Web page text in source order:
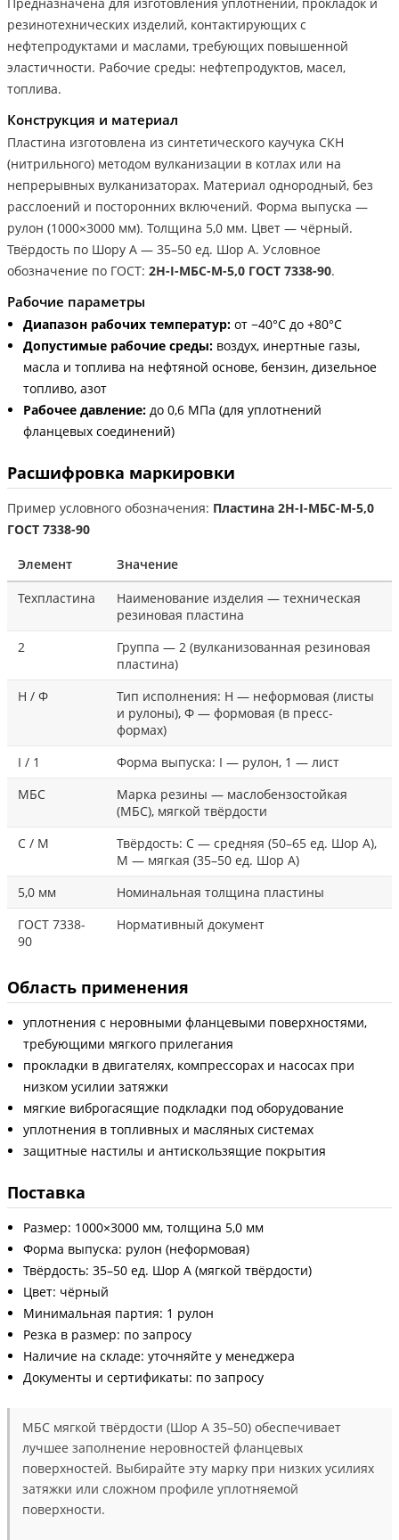
резинотехнических изделий, контактирующих с
нефтепродуктами и маслами, требующих повышенной
эластичности. Рабочие среды: нефтепродуктов, масел,
топлива.
Конструкция и материал
Пластина изготовлена из синтетического каучука СКН
(нитрильного) методом вулканизации в котлах или на
непрерывных вулканизаторах. Материал однородный, без
расслоений и посторонних включений. Форма выпуска —
рулон (1000×3000 мм). Толщина 5,0 мм. Цвет — чёрный.
Твёрдость по Шору А — 35–50 ед. Шор А. Условное
обозначение по ГОСТ: 2Н-I-МБС-М-5,0 ГОСТ 7338-90.
Рабочие параметры
Диапазон рабочих температур: от −40°С до +80°С
Допустимые рабочие среды: воздух, инертные газы,
масла и топлива на нефтяной основе, бензин, дизельное
топливо, азот
Рабочее давление: до 0,6 МПа (для уплотнений
фланцевых соединений)
Расшифровка маркировки
Пример условного обозначения: Пластина 2Н-I-МБС-М-5,0
ГОСТ 7338-90
Элемент
Значение
Техпластина
Наименование изделия — техническая
резиновая пластина
2
Группа — 2 (вулканизованная резиновая
пластина)
Н / Ф
Тип исполнения: Н — неформовая (листы
и рулоны), Ф — формовая (в пресс-
формах)
I / 1
Форма выпуска: I — рулон, 1 — лист
МБС
Марка резины — маслобензостойкая
(МБС), мягкой твёрдости
С / М
Твёрдость: С — средняя (50–65 ед. Шор А),
М — мягкая (35–50 ед. Шор А)
5,0 мм
Номинальная толщина пластины
ГОСТ 7338-
90
Нормативный документ
Область применения
уплотнения с неровными фланцевыми поверхностями,
требующими мягкого прилегания
прокладки в двигателях, компрессорах и насосах при
низком усилии затяжки
мягкие виброгасящие подкладки под оборудование
уплотнения в топливных и масляных системах
защитные настилы и антискользящие покрытия
Поставка
Размер: 1000×3000 мм, толщина 5,0 мм
Форма выпуска: рулон (неформовая)
Твёрдость: 35–50 ед. Шор А (мягкой твёрдости)
Цвет: чёрный
Минимальная партия: 1 рулон
Резка в размер: по запросу
Наличие на складе: уточняйте у менеджера
Документы и сертификаты: по запросу
МБС мягкой твёрдости (Шор А 35–50) обеспечивает
лучшее заполнение неровностей фланцевых
поверхностей. Выбирайте эту марку при низких усилиях
затяжки или сложном профиле уплотняемой
поверхности.